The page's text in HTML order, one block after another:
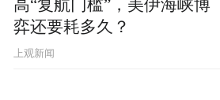
高“复航门槛”，美伊海峡博
弈还要耗多久？
上观新闻